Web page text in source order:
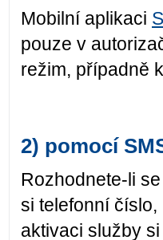
Mobilní aplikaci
pouze v
režim, případně
2) pomocí
Rozhodnete-li
si telefonní
aktivaci služby